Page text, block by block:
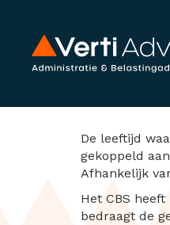
De leeftijd
gekoppeld
Afhankelijk
Het CBS
bedraagt de